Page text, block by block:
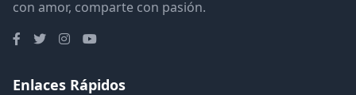
con amor, comparte con pasión.
Enlaces Rápidos